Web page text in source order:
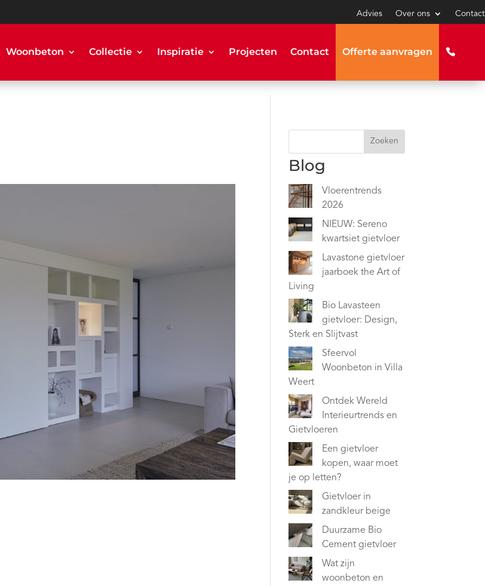
Advies Over ons Contact
Woonbeton Collectie Inspiratie Projecten Contact Offerte aanvragen
Zoeken
Blog
Vloerentrends
2026
NIEUW: Sereno
kwartsiet gietvloer
Lavastone gietvloer
jaarboek the Art of
Living
Bio Lavasteen
gietvloer: Design,
Sterk en Slijtvast
Sfeervol
Woonbeton in Villa
Weert
Ontdek Wereld
Interieurtrends en
Gietvloeren
Een gietvloer
kopen, waar moet
je op letten?
Gietvloer in
zandkleur beige
Duurzame Bio
Cement gietvloer
Wat zijn
woonbeton en